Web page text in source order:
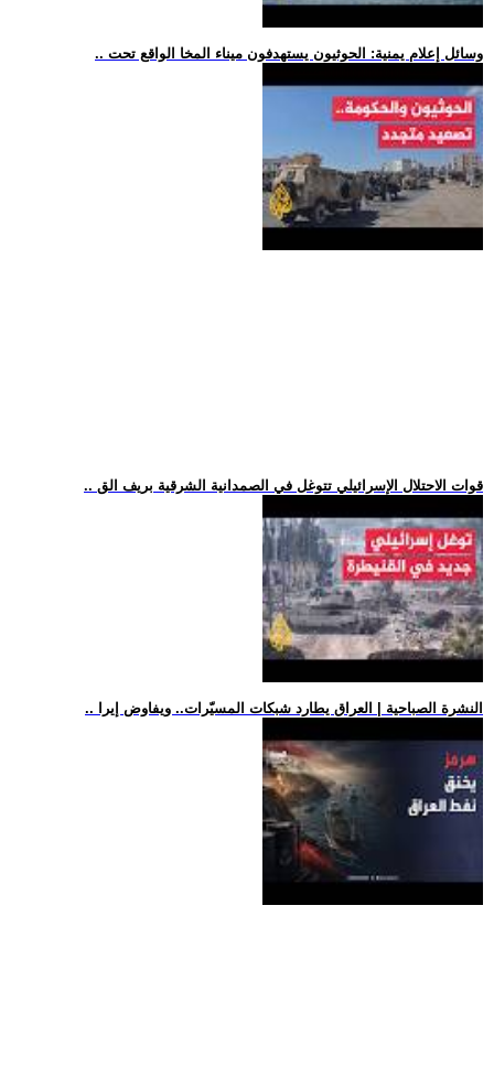
.. وسائل إعلام يمنية: الحوثيون يستهدفون ميناء المخا الواقع تحت
.. قوات الاحتلال الإسرائيلي تتوغل في الصمدانية الشرقية بريف الق
.. النشرة الصباحية | العراق يطارد شبكات المسيّرات.. ويفاوض إيرا